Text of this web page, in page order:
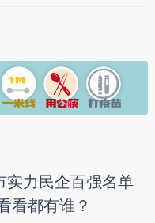
实力民企百强名单
看都有谁？